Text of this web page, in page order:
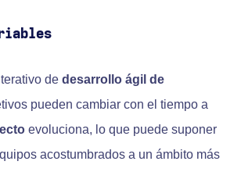
de desarrollo ágil de
pueden cambiar con el tiempo a
evoluciona, lo que puede suponer
acostumbrados a un ámbito más